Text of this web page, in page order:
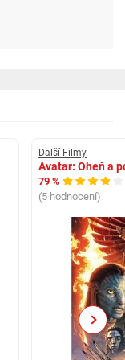
Další Filmy
Avatar: Oheň a
79 %
(5 hodnocení)
Next